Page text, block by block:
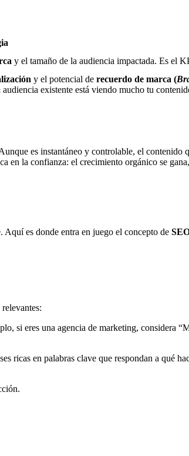
y el tamaño de la audiencia impactada. Es el
y el potencial de recuerdo de marca (
existente está viendo mucho tu
es instantáneo y controlable, el contenido
en la confianza: el crecimiento orgánico se
Aquí es donde entra en juego el concepto de
relevantes:
si eres una agencia de marketing, considera
ricas en palabras clave que respondan a qué